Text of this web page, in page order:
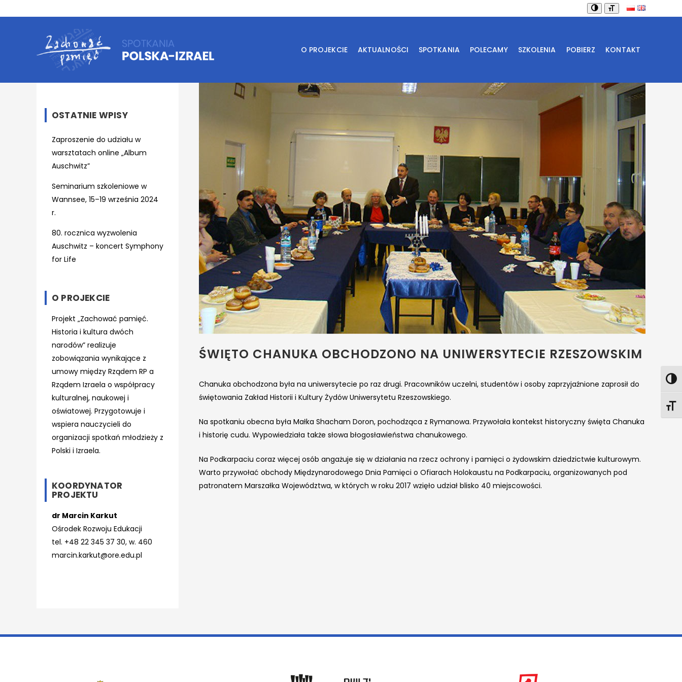
O PROJEKCIE AKTUALNOŚCI SPOTKANIA POLECAMY SZKOLENIA POBIERZ KONTAKT
OSTATNIE WPISY
Zaproszenie do udziału w
warsztatach online „Album
Auschwitz”
Seminarium szkoleniowe w
Wannsee, 15–19 września 2024
r.
80. rocznica wyzwolenia
Auschwitz – koncert Symphony
for Life
O PROJEKCIE
Projekt „Zachować pamięć.
Historia i kultura dwóch
narodów” realizuje
zobowiązania wynikające z
umowy między Rządem RP a
Rządem Izraela o współpracy
kulturalnej, naukowej i
oświatowej. Przygotowuje i
wspiera nauczycieli do
organizacji spotkań młodzieży z
Polski i Izraela.
KOORDYNATOR
PROJEKTU
dr Marcin Karkut
Ośrodek Rozwoju Edukacji
tel. +48 22 345 37 30, w. 460
marcin.karkut@ore.edu.pl
ŚWIĘTO CHANUKA OBCHODZONO NA UNIWERSYTECIE RZESZOWSKIM
Chanuka obchodzona była na uniwersytecie po raz drugi. Pracowników uczelni, studentów i osoby zaprzyjaźnione zaprosił do
świętowania Zakład Historii i Kultury Żydów Uniwersytetu Rzeszowskiego.
Na spotkaniu obecna była Małka Shacham Doron, pochodząca z Rymanowa. Przywołała kontekst historyczny święta Chanuka
i historię cudu. Wypowiedziała także słowa błogosławieństwa chanukowego.
Na Podkarpaciu coraz więcej osób angażuje się w działania na rzecz ochrony i pamięci o żydowskim dziedzictwie kulturowym.
Warto przywołać obchody Międzynarodowego Dnia Pamięci o Ofiarach Holokaustu na Podkarpaciu, organizowanych pod
patronatem Marszałka Województwa, w których w roku 2017 wzięło udział blisko 40 miejscowości.